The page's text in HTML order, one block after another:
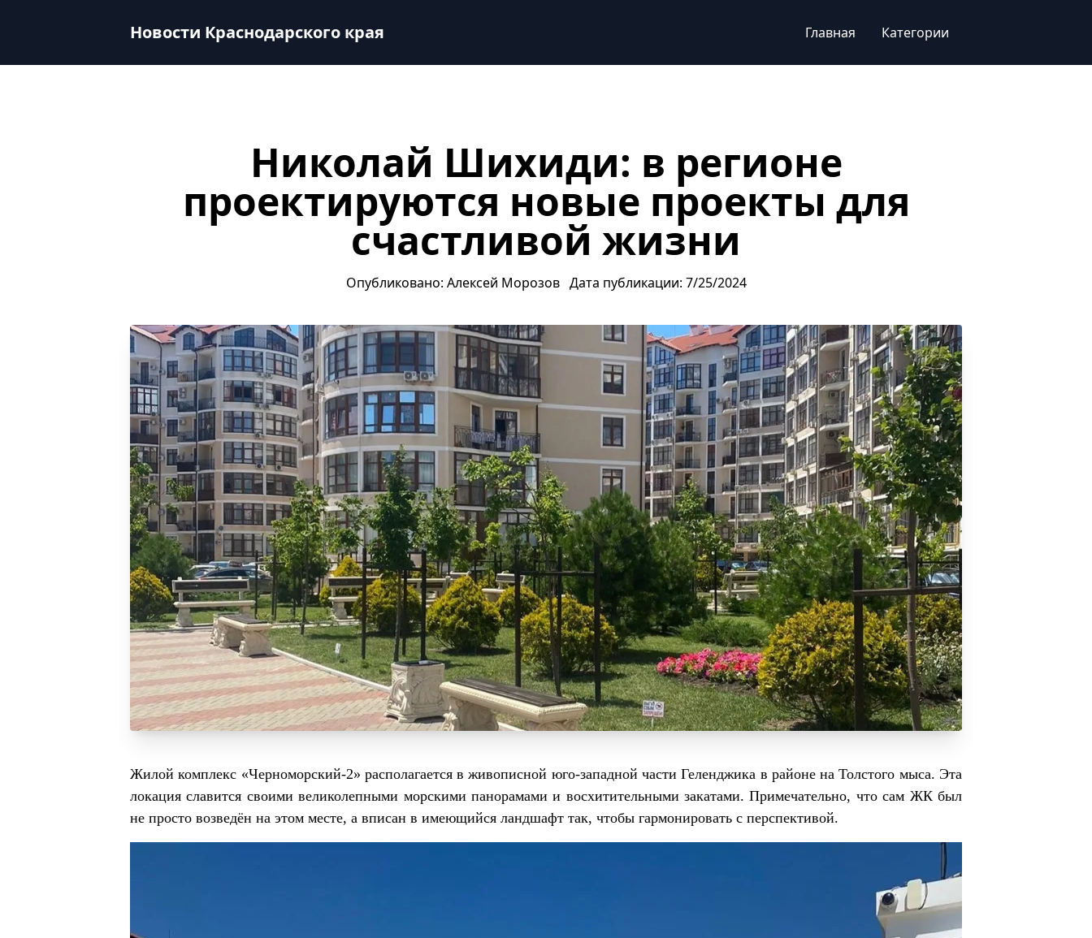
Новости Краснодарского края Главная Категории
Николай Шихиди: в регионе
проектируются новые проекты для
счастливой жизни
Опубликовано: Алексей Морозов Дата публикации: 7/25/2024
Жилой комплекс «Черноморский-2» располагается в живописной юго-западной части Геленджика в районе на Толстого мыса. Эта
локация славится своими великолепными морскими панорамами и восхитительными закатами. Примечательно, что сам ЖК был
не просто возведён на этом месте, а вписан в имеющийся ландшафт так, чтобы гармонировать с перспективой.